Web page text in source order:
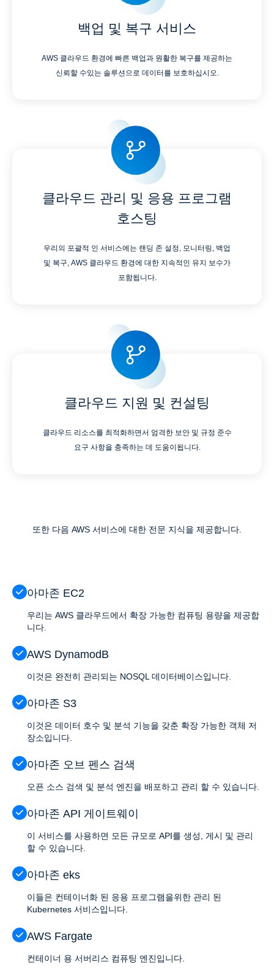
백업 및 복구 서비스
AWS 클라우드 환경에 빠른 백업과 원활한 복구를 제공하는
신뢰할 수있는 솔루션으로 데이터를 보호하십시오.
클라우드 관리 및 응용 프로그램
호스팅
우리의 포괄적 인 서비스에는 랜딩 존 설정, 모니터링, 백업
및 복구, AWS 클라우드 환경에 대한 지속적인 유지 보수가
포함됩니다.
클라우드 지원 및 컨설팅
클라우드 리소스를 최적화하면서 엄격한 보안 및 규정 준수
요구 사항을 충족하는 데 도움이됩니다.
또한 다음 AWS 서비스에 대한 전문 지식을 제공합니다.
아마존 EC2
우리는 AWS 클라우드에서 확장 가능한 컴퓨팅 용량을 제공합
니다.
AWS DynamodB
이것은 완전히 관리되는 NOSQL 데이터베이스입니다.
아마존 S3
이것은 데이터 호수 및 분석 기능을 갖춘 확장 가능한 객체 저
장소입니다.
아마존 오브 펜스 검색
오픈 소스 검색 및 분석 엔진을 배포하고 관리 할 수 있습니다.
아마존 API 게이트웨이
이 서비스를 사용하면 모든 규모로 API를 생성, 게시 및 관리
할 수 있습니다.
아마존 eks
이들은 컨테이너화 된 응용 프로그램을위한 관리 된
Kubernetes 서비스입니다.
AWS Fargate
컨테이너 용 서버리스 컴퓨팅 엔진입니다.